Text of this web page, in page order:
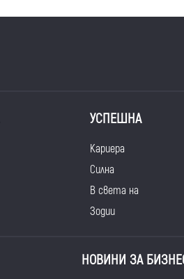
УСПЕШНА
Кариера
Силна
В света на
Зодии
НОВИНИ ЗА